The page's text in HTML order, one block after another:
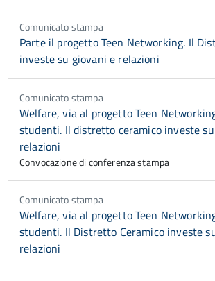
Comunicato stampa
Parte il progetto Teen Networking. Il
investe su giovani e relazioni
Comunicato stampa
Welfare, via al progetto Teen
studenti. Il distretto ceramico investe
relazioni
Convocazione di conferenza stampa
Comunicato stampa
Welfare, via al progetto Teen
studenti. Il Distretto Ceramico investe
relazioni